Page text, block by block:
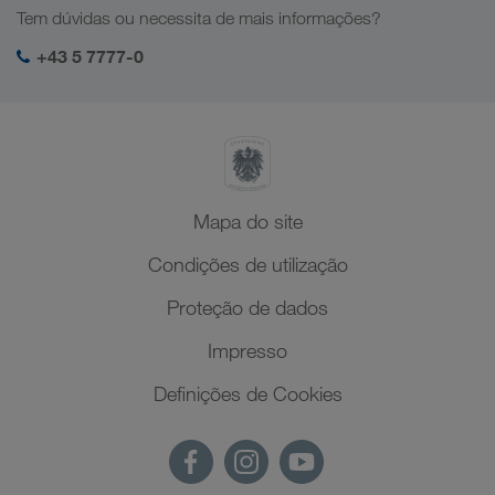
SHEQ-Management
Tem dúvidas ou necessita de mais informações?
+43 5 7777-0
Mapa do site
Condições de utilização
Proteção de dados
Impresso
Definições de Cookies